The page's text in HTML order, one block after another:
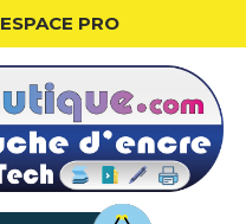
ESPACE PRO